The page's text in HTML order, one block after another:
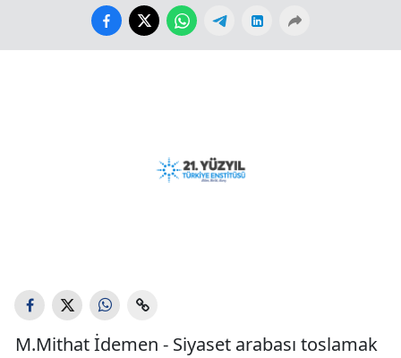
M.Mithat İdemen - Siyaset arabası toslamak